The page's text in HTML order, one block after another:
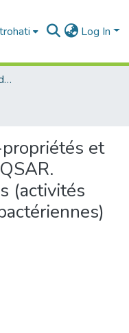
Log In
Université Sidi Mohammed Ben Abdellah - Fès
et
(activités